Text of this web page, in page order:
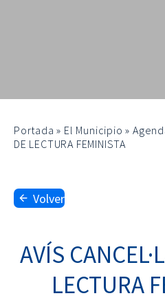
Portada » El Municipio »
DE LECTURA FEMINISTA
Volver
AVÍS
LECTURA